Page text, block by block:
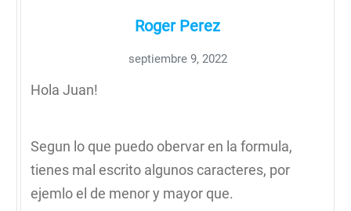
Roger Perez
septiembre 9, 2022
Hola Juan!
Segun lo que puedo obervar en la formula,
tienes mal escrito algunos caracteres, por
ejemlo el de menor y mayor que.